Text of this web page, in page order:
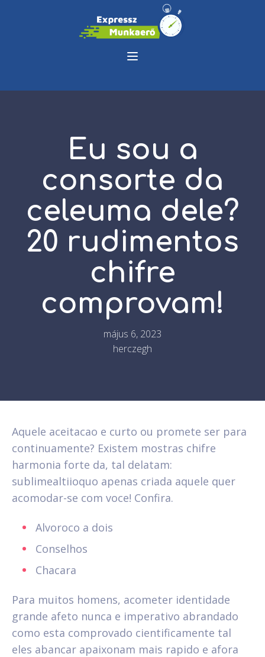
Eu sou a
consorte da
celeuma dele?
20 rudimentos
chifre
comprovam!
május 6, 2023
herczegh
Aquele aceitacao e curto ou promete ser para
continuamente? Existem mostras chifre
harmonia forte da, tal delatam:
sublimealtiioquo apenas criada aquele quer
acomodar-se com voce! Confira.
Alvoroco a dois
Conselhos
Chacara
Para muitos homens, acometer identidade
grande afeto nunca e imperativo abrandado
como esta comprovado cientificamente tal
eles abancar apaixonam mais rapido e afora